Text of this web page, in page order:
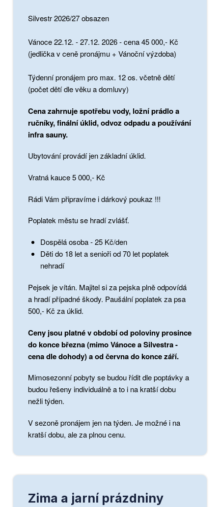
Silvestr 2026/27 obsazen
Vánoce 22.12. - 27.12. 2026 - cena 45 000,- Kč
(jedlička v ceně pronájmu + Vánoční výzdoba)
Týdenní pronájem pro max. 12 os. včetně dětí
(počet dětí dle věku a domluvy)
Cena zahrnuje spotřebu vody, ložní prádlo a
ručníky, finální úklid, odvoz odpadu a používání
infra sauny.
Ubytování provádí jen základní úklid.
Vratná kauce 5 000,- Kč
Rádi Vám připravíme i dárkový poukaz !!!
Poplatek městu se hradí zvlášť.
Dospělá osoba - 25 Kč/den
Děti do 18 let a senioři od 70 let poplatek
nehradí
Pejsek je vítán. Majitel si za pejska plně odpovídá
a hradí případné škody. Paušální poplatek za psa
500,- Kč za úklid.
Ceny jsou platné v období od poloviny prosince
do konce března (mimo Vánoce a Silvestra -
cena dle dohody) a od června do konce září.
Mimosezonní pobyty se budou řídit dle poptávky a
budou řešeny individuálně a to i na kratší dobu
nežli týden.
V sezoně pronájem jen na týden. Je možné i na
kratší dobu, ale za plnou cenu.
Zima a jarní prázdniny